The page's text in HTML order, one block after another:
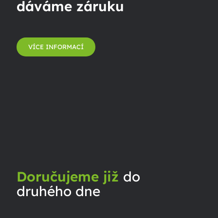
dáváme záruku
VÍCE INFORMACÍ
Doručujeme již do
druhého dne